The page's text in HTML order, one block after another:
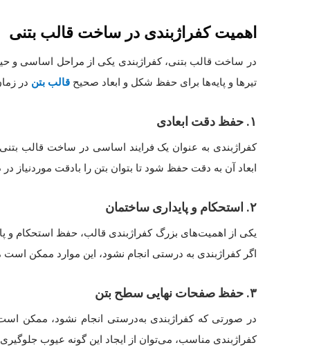
اهمیت کفراژبندی در ساخت قالب بتنی
در ساخت قالب بتنی، کفراژبندی یکی از مراحل اساسی و
تیرها و پایه‌ها برای حفظ شکل و ابعاد صحیحقالب بتن در
۱.حفظ دقت ابعادی
کفراژبندی به عنوان یک فرایند اساسی در ساخت قالب
ابعاد آن به دقت حفظ شود تا بتوان بتن را بادقت
۲. استحکام و پایداری ساختمان
یکی از اهمیت‌های بزرگ کفراژبندی قالب، حفظ استحکام و
اگر کفراژبندی به درستی انجام نشود، این موارد ممکن
۳.حفظ صفحات نهایی سطح بتن
در صورتی که کفراژبندی به‌درستی انجام نشود، ممکن
کفراژبندی مناسب، می‌توان از ایجاد این گونه عیوب